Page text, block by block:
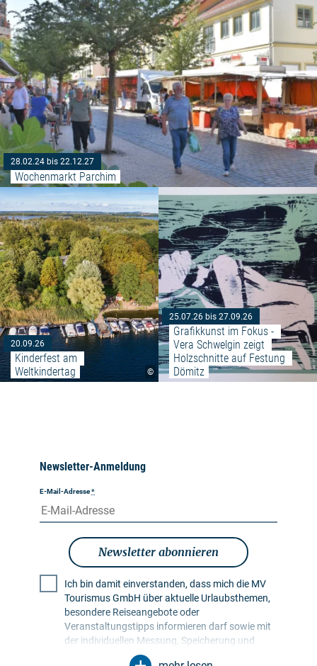
28.02.24 bis 22.12.27
Wochenmarkt Parchim
©
20.09.26
Kinderfest am
Weltkindertag
Weiterlesen: "Kinderfest am
25.07.26 bis 27.09.26
Grafikkunst im Fokus -
Vera Schwelgin zeigt
Holzschnitte auf Festung
Dömitz
Newsletter-Anmeldung
E-Mail-Adresse*
Newsletter abonnieren
Ich bin damit einverstanden, dass mich die MV
Tourismus GmbH über aktuelle Urlaubsthemen,
besondere Reiseangebote oder
Veranstaltungstipps informieren darf sowie mit
der individuellen Messung, Speicherung und
Auswertung von Öffnungs- und Klickraten in